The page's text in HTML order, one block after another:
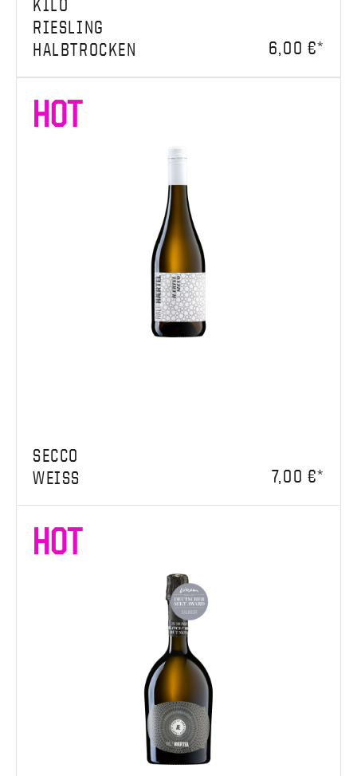
KILO
RIESLING
HALBTROCKEN
6,00 €*
HOT
SECCO
WEISS
7,00 €*
HOT